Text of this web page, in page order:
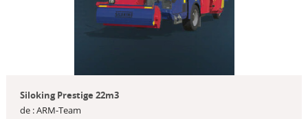
Siloking Prestige 22m3
de : ARM-Team